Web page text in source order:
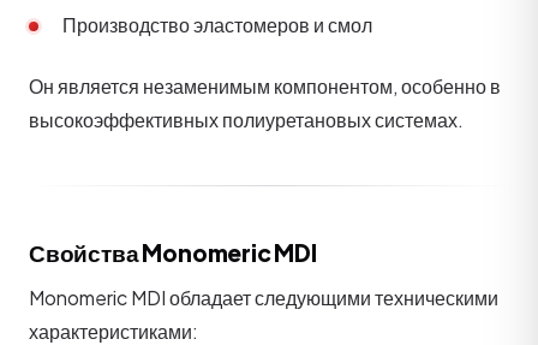
Производство эластомеров и смол
Он является незаменимым компонентом, особенно в
высокоэффективных полиуретановых системах.
Свойства Monomeric MDI
Monomeric MDI обладает следующими техническими
характеристиками: